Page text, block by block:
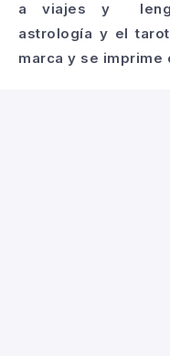
a viajes y
astrología y el
marca y se imprime